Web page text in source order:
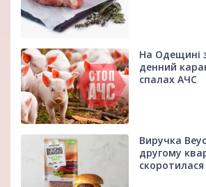
На Одещині
денний
спалах АЧС
Виручка
другому